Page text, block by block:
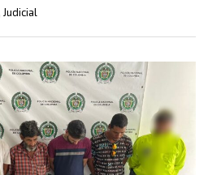
Judicial